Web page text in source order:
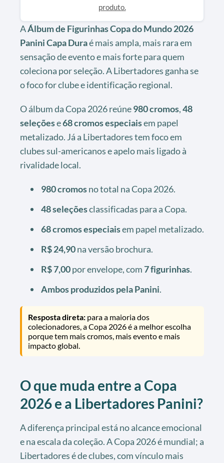
produto.
AÁlbum de Figurinhas Copa do Mundo 2026
Panini Capa Duraé mais ampla, mais rara em
sensação de evento e mais forte para quem
coleciona por seleção. A Libertadores ganha se
o foco for clube e identificação regional.
O álbum da Copa 2026 reúne980 cromos,48
seleçõese68 cromos especiaisem papel
metalizado. Já a Libertadores tem foco em
clubes sul-americanos e apelo mais ligado à
rivalidade local.
980 cromosno total na Copa 2026.
48 seleçõesclassificadas para a Copa.
68 cromos especiaisem papel metalizado.
R$ 24,90na versão brochura.
R$ 7,00por envelope, com7 figurinhas.
Ambos produzidos pela Panini.
Resposta direta: para a maioria dos
colecionadores, a Copa 2026 é a melhor escolha
porque tem mais cromos, mais evento e mais
impacto global.
O que muda entre a Copa
2026 e a Libertadores Panini?
A diferença principal está no alcance emocional
e na escala da coleção. A Copa 2026 é mundial; a
Libertadores é de clubes, com vínculo mais